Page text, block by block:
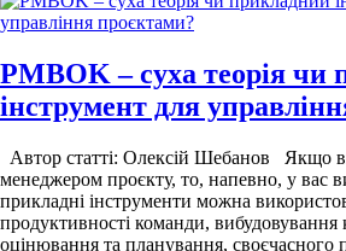
PMBOK – суха теорія чи
інструмент для
Автор статті: Олексій Шебанов Якщо
менеджером проєкту, то, напевно, у вас
прикладні інструменти можна
продуктивності команди, вибудовування
оцінювання та планування, своєчасного